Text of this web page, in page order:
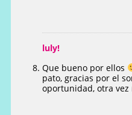
luly!
Que bueno por ellos
pato, gracias por el
oportunidad, otra vez